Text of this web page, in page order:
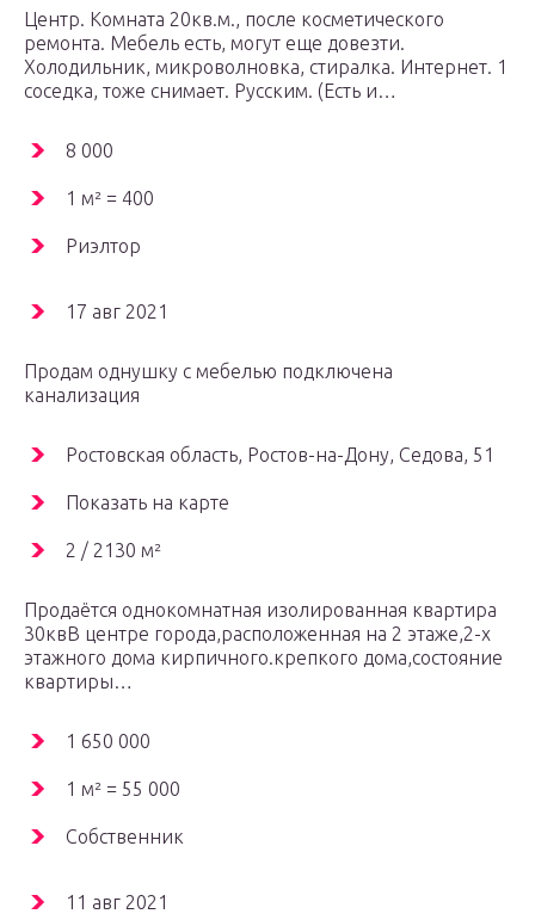
Центр. Комната 20кв.м., после косметического
ремонта. Мебель есть, могут еще довезти.
Холодильник, микроволновка, стиралка. Интернет. 1
соседка, тоже снимает. Русским. (Есть и…
8 000
1 м² = 400
Риэлтор
17 авг 2021
Продам однушку с мебелью подключена
канализация
Ростовская область, Ростов-на-Дону, Седова, 51
Показать на карте
2 / 2130 м²
Продаётся однокомнатная изолированная квартира
30квВ центре города,расположенная на 2 этаже,2-х
этажного дома кирпичного.крепкого дома,состояние
квартиры…
1 650 000
1 м² = 55 000
Собственник
11 авг 2021